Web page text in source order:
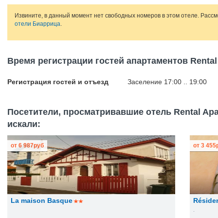
Извините, в данный момент нет свободных номеров в этом отеле.
отели Биаррица.
Время регистрации гостей апартаментов
Регистрация гостей и отъезд Заселение 17:00 .. 19:00
Посетители, просматривавшие отель Rental
искали:
La maison Basque
от 6 987руб от 3 455